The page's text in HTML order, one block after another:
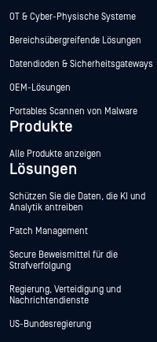
OT & Cyber-Physische Systeme
Bereichsübergreifende Lösungen
Datendioden & Sicherheitsgateways
OEM-Lösungen
Portables Scannen von Malware
Produkte
Alle Produkte anzeigen
Lösungen
Schützen Sie die Daten, die KI und
Analytik antreiben
Patch Management
Secure Beweismittel für die
Strafverfolgung
Regierung, Verteidigung und
Nachrichtendienste
US-Bundesregierung